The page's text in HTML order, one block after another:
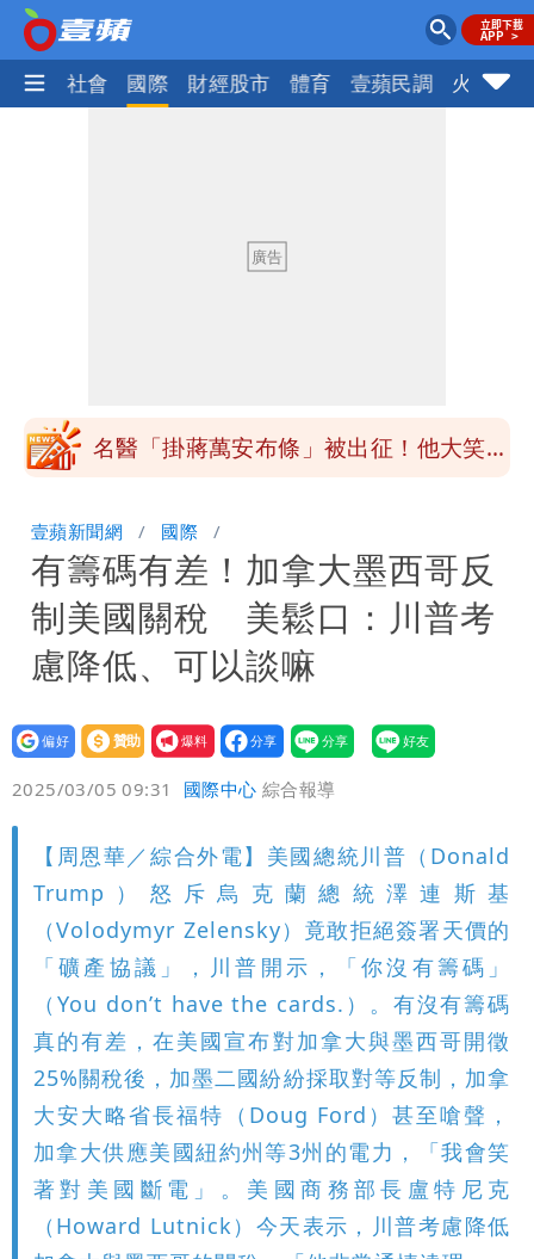
政治 社會 國際 財經股市 體育 壹蘋民調 火線話
楊千霈一打二帶女兒出國 崩潰哭得極狼
「海豚跳」
名醫「掛蔣萬安布條」被出征！他大笑：
笑：真的很會
白海豚大亂！航空66架次取消、船班39
航次停航
姜厚任不信嫩女友「辣手摧花」 創演藝
工會最遺憾1事
白海豚勾到「台灣陸地」了！雙眼牆旋
繞 路徑擺盪
特斯拉衝夜市…猛撞12車！民眾嚇「賓士
救好幾條人命」
他揭日本捐AZ疫苗秘辛「專為台生
產」：終還陳時中清白
白海豚「大轉彎」機率非常小！明強度有
變化
楊千霈一打二帶女兒出國 崩潰哭得極狼
狽
壹蘋新聞網 國際
有籌碼有差！加拿大墨西哥反
制美國關稅 美鬆口：川普考
慮降低、可以談嘛
設為
贊助
我要
爆料
2025/03/05 09:31 國際中心 綜合報導
【周恩華／綜合外電】美國總統川普（Donald
Trump）怒斥烏克蘭總統澤連斯基
（Volodymyr Zelensky）竟敢拒絕簽署天價的
「礦產協議」，川普開示，「你沒有籌碼」
（You don’t have the cards.）。有沒有籌碼
真的有差，在美國宣布對加拿大與墨西哥開徵
25%關稅後，加墨二國紛紛採取對等反制，加拿
大安大略省長福特（Doug Ford）甚至嗆聲，
加拿大供應美國紐約州等3州的電力，「我會笑
著對美國斷電」。美國商務部長盧特尼克
（Howard Lutnick）今天表示，川普考慮降低